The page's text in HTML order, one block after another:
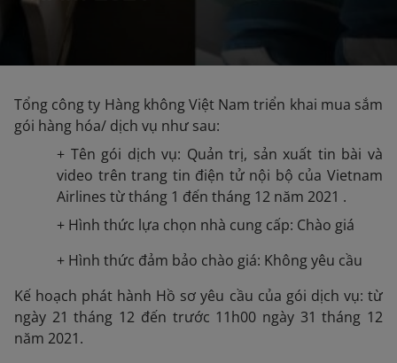
Tổng công ty Hàng không Việt Nam triển khai mua sắm
gói hàng hóa/ dịch vụ như sau:
+ Tên gói dịch vụ: Quản trị, sản xuất tin bài và
video trên trang tin điện tử nội bộ của Vietnam
Airlines từ tháng 1 đến tháng 12 năm 2021 .
+ Hình thức lựa chọn nhà cung cấp: Chào giá
+ Hình thức đảm bảo chào giá: Không yêu cầu
Kế hoạch phát hành Hồ sơ yêu cầu của gói dịch vụ: từ
ngày 21 tháng 12 đến trước 11h00 ngày 31 tháng 12
năm 2021.